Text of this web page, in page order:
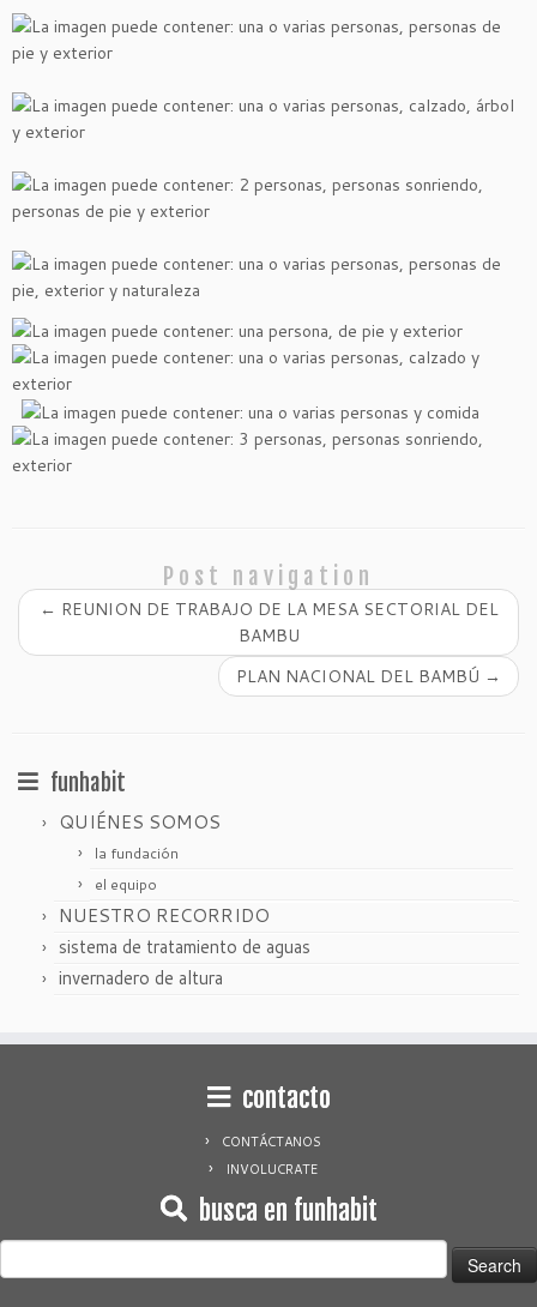
Post navigation
← REUNION DE TRABAJO DE LA MESA SECTORIAL DEL
BAMBU
PLAN NACIONAL DEL BAMBÚ →
funhabit
QUIÉNES SOMOS
la fundación
el equipo
NUESTRO RECORRIDO
sistema de tratamiento de aguas
invernadero de altura
contacto
CONTÁCTANOS
INVOLUCRATE
busca en funhabit
Search
for: